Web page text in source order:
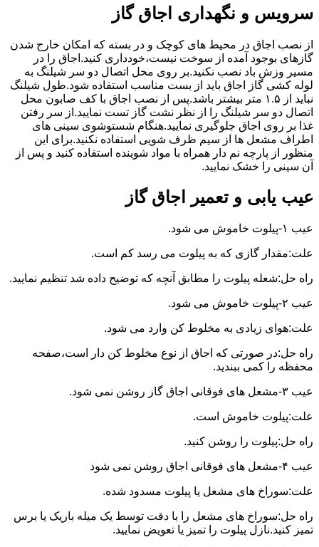
سرویس و نگهداری اجاق گاز
از نصب اجاق در محیط های کوچک و در بسته که امکان خارج شدن
گازهای بوجود آمده از سوخت نیست،خودداری کنید.اجاق را در
مسیر وزش باد نصب نکنید.بر روی محل اتصال دو سر شیلنگ به
لوله کشی گاز اجاق باید از بست مناسب استفاده شود.طول شیلنگ
نباید از ۱.۵ متر بیشتر باشد.پس از نصب اجاق با کف صابون محل
اتصال دو سر شیلنگ را از نظر نشت گاز تست نمایید.از سر رفتن
غذا بر روی اجاق جلوگیری نمایید.هنگام شستوشوی سینی های
اطراف مشعل ها از سیم ظرف شویی استفاده نکنید.برای این
منظور از پارچه نم دار همراه با مواد شوینده استفاده کنید و پس از
آن سینی را خشک نمایید.
عیب یابی و تعمیر اجاق گاز
عیب ۱-پیلوت خاموش می شود.
علت:مقدار گازی که به پیلوت می رسد کم است.
راه حل:شعله پیلوت را مطابق آنچه که توضیح داده شد تنظیم نمایید.
عیب ۲-پیلوت خاموش می شود.
علت:هوای زیادی به مخلوط کن وارد می شود.
راه حل:در صورتی که اجاق از نوع مخلوط کن دار است،صفحه
محفظه را کمی ببندید.
عیب ۳-مشعل های فوقانی اجاق گاز روشن نمی شود.
علت:پیلوت خاموش است.
راه حل:پیلوت را روشن کنید.
عیب ۴-مشعل های فوقانی اجاق روشن نمی شود
علت:سوراخ های مشعل یا پیلوت مسدود شده.
راه حل:سوراخ های مشعل را با دقت توسط یک میله باریک یا برس
تمیز کنید.نازل پیلوت را تمیز یا تعویض نمایید.